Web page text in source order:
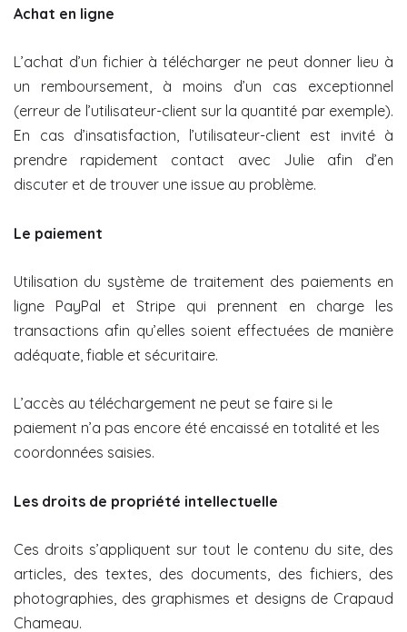
Achat en ligne
L’achat d’un fichier à télécharger ne peut donner lieu à
un remboursement, à moins d’un cas exceptionnel
(erreur de l’utilisateur-client sur la quantité par exemple).
En cas d’insatisfaction, l’utilisateur-client est invité à
prendre rapidement contact avec Julie afin d’en
discuter et de trouver une issue au problème.
Le paiement
Utilisation du système de traitement des paiements en
ligne PayPal et Stripe qui prennent en charge les
transactions afin qu’elles soient effectuées de manière
adéquate, fiable et sécuritaire.
L’accès au téléchargement ne peut se faire si le
paiement n’a pas encore été encaissé en totalité et les
coordonnées saisies.
Les droits de propriété intellectuelle
Ces droits s’appliquent sur tout le contenu du site, des
articles, des textes, des documents, des fichiers, des
photographies, des graphismes et designs de Crapaud
Chameau.